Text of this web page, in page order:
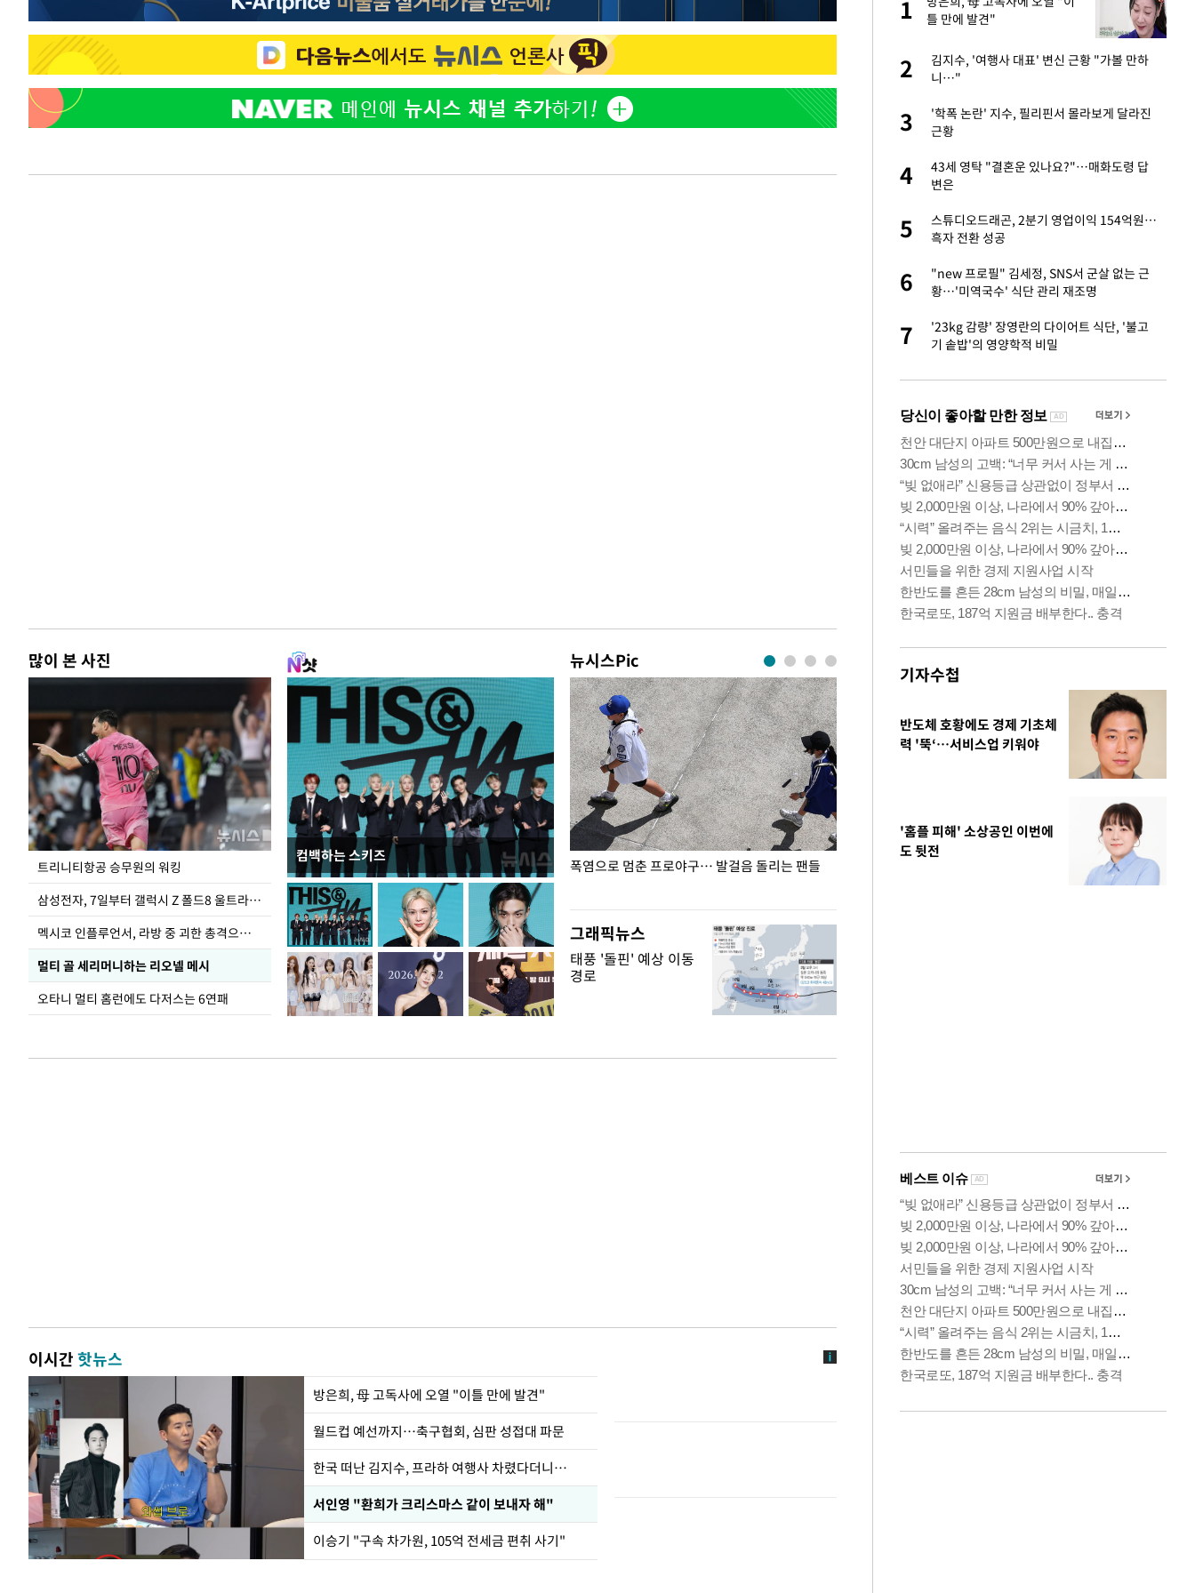
많이 본 사진
트리니티항공 승무원의 워킹
삼성전자, 7일부터 갤럭시 Z 폴드8 울트라·폴드8·플립8 출시
멕시코 인플루언서, 라방 중 괴한 총격으로 사망
멀티 골 세리머니하는 리오넬 메시
오타니 멀티 홈런에도 다저스는 6연패
컴백하는 스키즈
뉴시스Pic
입추 하루 앞둔 전남광주… 열화상 카메라에 담긴
폭염
폭염으로 멈춘 프로야구… 발걸음 돌리는 팬들
이 대통령, '청년 대책 속도 높여야…폭염 문제도 입추 코앞인데
그래픽뉴스
태풍 '돌핀' 예상 이동
경로
이시간핫뉴스
방은희, 母 고독사에 오열 "이틀 만에 발견"
월드컵 예선까지…축구협회, 심판 성접대 파문
한국 떠난 김지수, 프라하 여행사 차렸다더니…
서인영 "환희가 크리스마스 같이 보내자 해"
이승기 "구속 차가원, 105억 전세금 편취 사기"
틀 만에 발견"
2
재는 내부 지침 준수"
3
김지수, '여행사 대표' 변신 근황 "가볼 만하
니…"
4
1
틀 만에 발견"
2
김지수, '여행사 대표' 변신 근황 "가볼 만하
니…"
3
'학폭 논란' 지수, 필리핀서 몰라보게 달라진
근황
4
43세 영탁 "결혼운 있나요?"…매화도령 답
변은
5
스튜디오드래곤, 2분기 영업이익 154억원…
흑자 전환 성공
6
"new 프로필" 김세정, SNS서 군살 없는 근
황…'미역국수' 식단 관리 재조명
7
'23kg 감량' 장영란의 다이어트 식단, '불고
기 솥밥'의 영양학적 비밀
기자수첩
반도체 호황에도 경제 기초체
력 '뚝‘…서비스업 키워야
'홈플 피해' 소상공인 이번에
도 뒷전